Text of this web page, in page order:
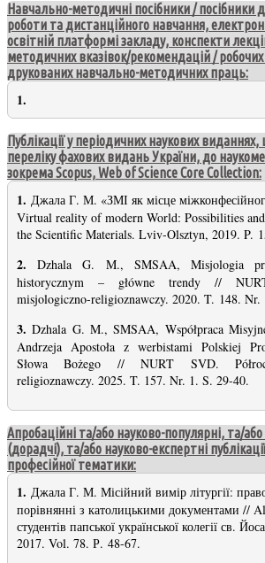
Навчально-методичні посібники / посібники
роботи та дистанційного навчання,
освітній платформі закладу, конспекти
методичних вказівок/рекомендацій /
друкованих навчально-методичних праць:
1.
Публікації у періодичних наукових
переліку фахових видань України, до
зокрема Scopus, Web of Science Core Collection:
1. Джала Г. М. «ЗМІ як місце
Virtual reality of modern World: Possibilities
the Scientific Materials. Lviv-Olsztyn, 2019. P.
2.Dzhala G. M., SMSAA, Misjologia
historycznym – główne trendy //
misjologiczno-religioznawczy. 2020. T. 148. Nr.
3.Dzhala G. M., SMSAA, Współpraca
Andrzeja Apostoła z werbistami Polskiej
Słowa Bożego // NURT SVD.
religioznawczy. 2025. T. 157. Nr. 1. S. 29-40.
Апробаційні та/або науково-популярні, та/або
(дорадчі), та/або науково-експертні
професійної тематики:
1. Джала Г. М. Місійний вимір літургії:
порівнянні з католицькими документами //
студентів папської української колегії св.
2017. Vol. 78. Р. 48-67.